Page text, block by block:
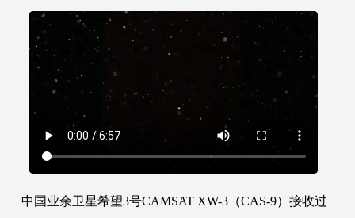
中国业余卫星希望3号CAMSAT XW-3（CAS-9）接收过